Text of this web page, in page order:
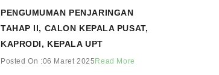
PENGUMUMAN PENJARINGAN
TAHAP II, CALON KEPALA PUSAT,
KAPRODI, KEPALA UPT
Posted On :06 Maret 2025 Read More